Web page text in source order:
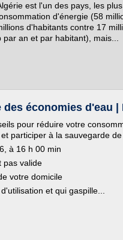
est l'un des pays, les
d'énergie (58
d'habitants contre 17
an et par habitant), mais...
économies d'eau |
pour réduire votre
participer à la sauvegarde de
à 16 h 00 min
pas valide
votre domicile
et qui gaspille...